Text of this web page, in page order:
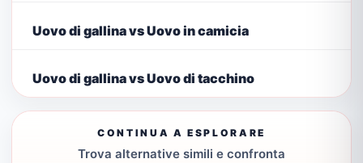
Uovo di gallina vs Uovo in camicia
Uovo di gallina vs Uovo di tacchino
CONTINUA A ESPLORARE
Trova alternative simili e confronta